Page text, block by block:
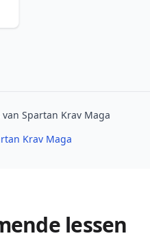
Spartan Krav Maga
Krav Maga
lessen